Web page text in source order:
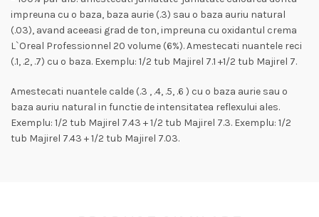
impreuna cu o baza, baza aurie (.3) sau o baza auriu natural
(.03), avand aceeasi grad de ton, impreuna cu oxidantul crema
L`Oreal Professionnel 20 volume (6%). Amestecati nuantele reci
(.1, .2, .7) cu o baza. Exemplu: 1/2 tub Majirel 7.1 +1/2 tub Majirel 7.
Amestecati nuantele calde (.3 , .4, .5, .6 ) cu o baza aurie sau o
baza auriu natural in functie de intensitatea reflexului ales.
Exemplu: 1/2 tub Majirel 7.43 + 1/2 tub Majirel 7.3. Exemplu: 1/2
tub Majirel 7.43 + 1/2 tub Majirel 7.03.